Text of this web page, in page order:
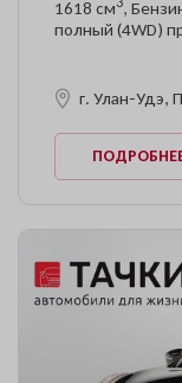
1618 см ,
полный (4WD)
г. Улан-Удэ,